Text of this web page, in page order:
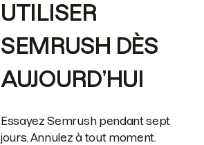
UTILISER
SEMRUSH DÈS
AUJOURD’HUI
Essayez Semrush pendant sept
jours. Annulez à tout moment.